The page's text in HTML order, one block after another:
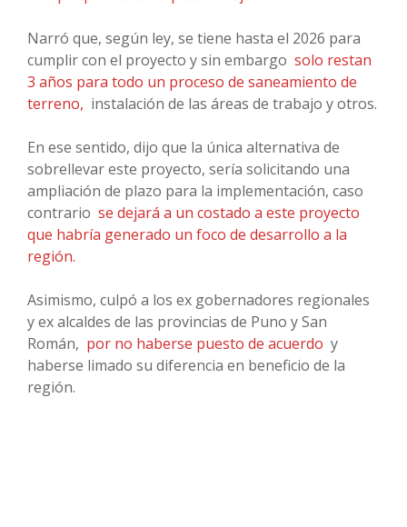
Narró que, según ley, se tiene hasta el 2026 para
cumplir con el proyecto y sin embargo solo restan
3 años para todo un proceso de saneamiento de
terreno, instalación de las áreas de trabajo y otros.
En ese sentido, dijo que la única alternativa de
sobrellevar este proyecto, sería solicitando una
ampliación de plazo para la implementación, caso
contrario se dejará a un costado a este proyecto
que habría generado un foco de desarrollo a la
región.
Asimismo, culpó a los ex gobernadores regionales
y ex alcaldes de las provincias de Puno y San
Román, por no haberse puesto de acuerdo y
haberse limado su diferencia en beneficio de la
región.